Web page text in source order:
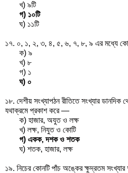
খ) ৯টি
গ) ১০টি
ঘ) ১১টি
১৭. ০, ১, ২, ৩, ৪, ৫, ৬, ৭, ৮, ৯ এর মধ্যে
ক) ৯
খ) ৮
গ) ১
ঘ) ০
১৮. দেশীয় সংখ্যাপঠন রীতিতে সংখ্যার
যথাক্রমে প্রকাশ করে —
ক) হাজার, অযুত ও লক্ষ
খ) লক্ষ, নিযুত ও কোটি
গ) একক, দশক ও শতক
ঘ) শতক, হাজার, লক্ষ
১৯. নিচের কোনটি পাঁচ অঙ্কের ক্ষুদ্রতম